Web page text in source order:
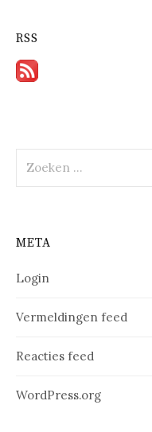
RSS
naar:
META
Login
Vermeldingen feed
Reacties feed
WordPress.org